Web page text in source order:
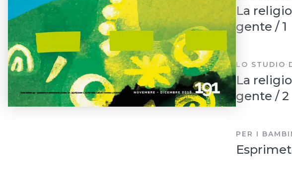
La
gente / 1
LO STUDIO
La
gente / 2
PER I